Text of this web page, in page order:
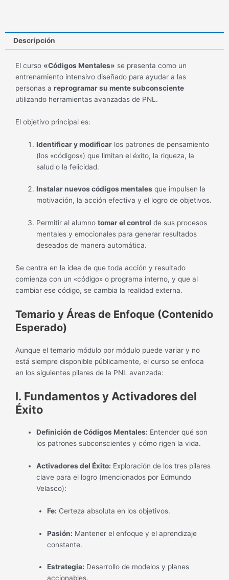
Descripción
El curso «Códigos Mentales» se presenta como un
entrenamiento intensivo diseñado para ayudar a las
personas a reprogramar su mente subconsciente
utilizando herramientas avanzadas de PNL.
El objetivo principal es:
Identificar y modificar los patrones de pensamiento
(los «códigos») que limitan el éxito, la riqueza, la
salud o la felicidad.
Instalar nuevos códigos mentales que impulsen la
motivación, la acción efectiva y el logro de objetivos.
Permitir al alumnotomar el control de sus procesos
mentales y emocionales para generar resultados
deseados de manera automática.
Se centra en la idea de que toda acción y resultado
comienza con un «código» o programa interno, y que al
cambiar ese código, se cambia la realidad externa.
Temario y Áreas de Enfoque (Contenido
Esperado)
Aunque el temario módulo por módulo puede variar y no
está siempre disponible públicamente, el curso se enfoca
en los siguientes pilares de la PNL avanzada:
I. Fundamentos y Activadores del
Éxito
Definición de Códigos Mentales: Entender qué son
los patrones subconscientes y cómo rigen la vida.
Activadores del Éxito: Exploración de los tres pilares
clave para el logro (mencionados por Edmundo
Velasco):
Fe: Certeza absoluta en los objetivos.
Pasión: Mantener el enfoque y el aprendizaje
constante.
Estrategia: Desarrollo de modelos y planes
accionables.